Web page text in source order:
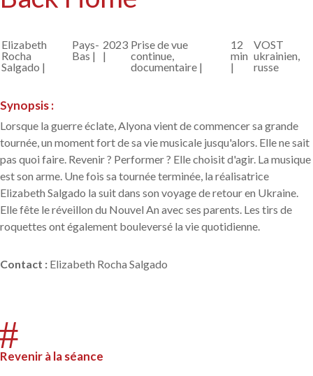
Elizabeth
Rocha
Salgado |
Pays-
Bas |
2023
|
Prise de vue
continue,
documentaire |
12
min
|
VOST
ukrainien,
russe
Synopsis :
Lorsque la guerre éclate, Alyona vient de commencer sa grande
tournée, un moment fort de sa vie musicale jusqu'alors. Elle ne sait
pas quoi faire. Revenir ? Performer ? Elle choisit d'agir. La musique
est son arme. Une fois sa tournée terminée, la réalisatrice
Elizabeth Salgado la suit dans son voyage de retour en Ukraine.
Elle fête le réveillon du Nouvel An avec ses parents. Les tirs de
roquettes ont également bouleversé la vie quotidienne.
Contact : Elizabeth Rocha Salgado
Revenir à la séance